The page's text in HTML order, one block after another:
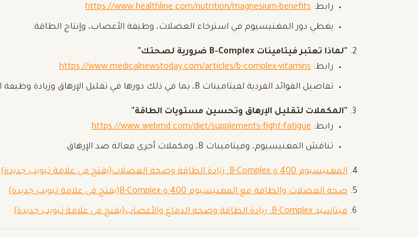
رابط: https://www.healthline.com/nutrition/magnesium-benefits
يغطي دور المغنيسيوم في استرخاء العضلات، وظيفة الأعصاب، وإنتاج الطاقة.
"لماذا تعتبر فيتامينات B-Complex ضرورية لصحتك"
رابط: https://www.medicalnewstoday.com/articles/b-complex-vitamins
تفاصيل الفوائد الفردية لفيتامينات B، بما في ذلك دورها في تقليل الإرهاق وزيادة وظيفة الدماغ.
"المكملات لتقليل الإرهاق وتحسين مستويات الطاقة"
رابط: https://www.webmd.com/diet/supplements-fight-fatigue
تناقش المغنيسيوم، وفيتامينات B، ومكملات أخرى فعالة ضد الإرهاق.
المغنيسيوم 400 و B-Complex: زيادة الطاقة وصحة العضلات (يفتح في علامة تبويب جديدة)
صحة العضلات والطاقة مع المغنيسيوم 400 و B-Complex (يفتح في علامة تبويب جديدة)
فيتاسيد B-Complex: زيادة الطاقة وصحة الدماغ والأعصاب (يفتح في علامة تبويب جديدة)